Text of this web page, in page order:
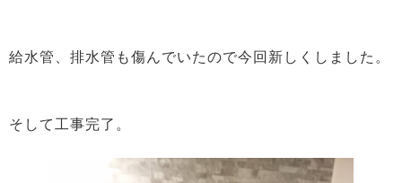
給水管、排水管も傷んでいたので今回新しくしました。
そして工事完了。